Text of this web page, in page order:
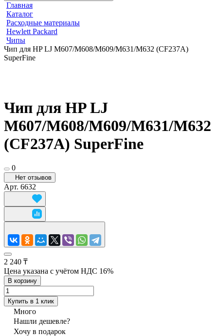
Главная
Каталог
Расходные материалы
Hewlett Packard
Чипы
Чип для HP LJ M607/M608/M609/M631/M632 (CF237A)
SuperFine
Чип для HP LJ
M607/M608/M609/M631/M632
(CF237A) SuperFine
0
Нет отзывов
Арт. 6632
2 240 ₸
Цена указана с учётом НДС 16%
В корзину
Купить в 1 клик
Много
Нашли дешевле?
Хочу в подарок